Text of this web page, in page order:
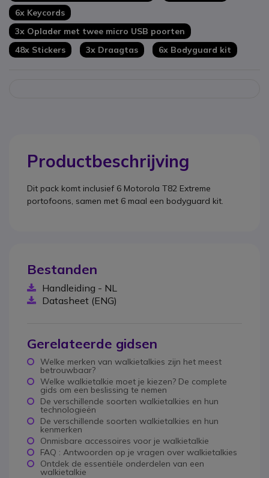
6x Keycords
3x Oplader met twee micro USB poorten
48x Stickers
3x Draagtas 6x Bodyguard kit
Productbeschrijving
Dit pack komt inclusief 6 Motorola T82 Extreme
portofoons, samen met 6 maal een bodyguard kit.
Bestanden
Handleiding - NL
Datasheet (ENG)
Gerelateerde gidsen
Welke merken van walkietalkies zijn het meest
betrouwbaar?
Welke walkietalkie moet je kiezen? De complete
gids om een beslissing te nemen
De verschillende soorten walkietalkies en hun
technologieën
De verschillende soorten walkietalkies en hun
kenmerken
Onmisbare accessoires voor je walkietalkie
FAQ : Antwoorden op je vragen over walkietalkies
Ontdek de essentiële onderdelen van een
walkietalkie